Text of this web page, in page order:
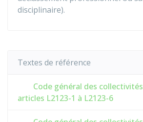
disciplinaire).
Textes de référence
Code général des
articles L2123-1 à L2123-6